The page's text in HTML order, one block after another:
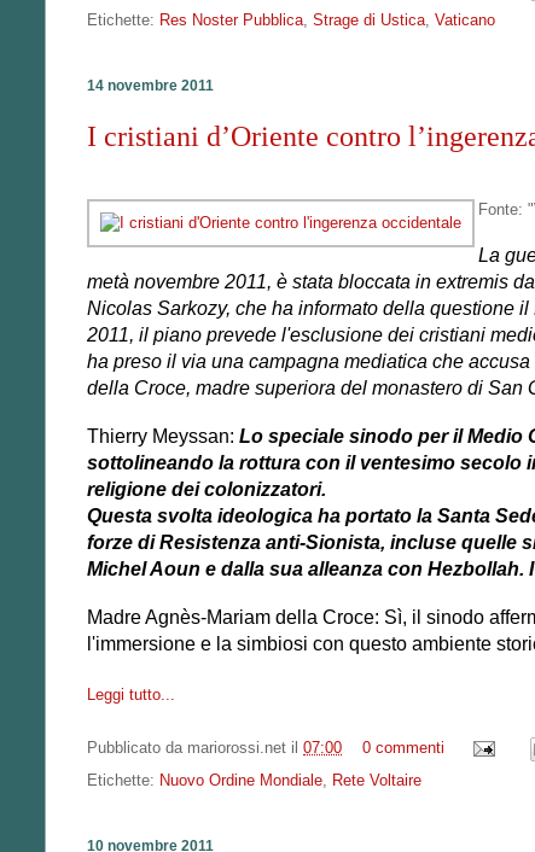
Etichette: Res Noster Pubblica Strage di Ustica Vaticano
14 novembre 2011
I cristiani d’Oriente contro
Fonte: "
La
metà novembre 2011, è stata bloccata in extremis
Nicolas Sarkozy, che ha informato della questione
2011, il piano prevede l'esclusione dei cristiani
ha preso il via una campagna mediatica che
della Croce, madre superiora del monastero di
Thierry Meyssan: Lo speciale sinodo per il Medio
sottolineando la rottura con il ventesimo secolo
religione dei colonizzatori.
Questa svolta ideologica ha portato la Santa
forze di Resistenza anti-Sionista, incluse quelle
Michel Aoun e dalla sua alleanza con
Madre Agnès-Mariam della Croce: Sì, il sinodo
l'immersione e la simbiosi con questo ambiente
Leggi tutto...
Pubblicato da mariorossi.net il 07:00
0 commenti
Etichette: Nuovo Ordine Mondiale Rete Voltaire
10 novembre 2011